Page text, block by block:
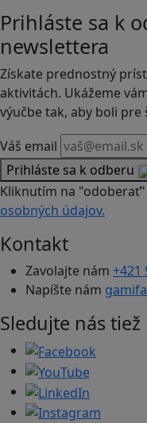
Prihláste sa k
newslettera
Získate prednostný
aktivitách. Ukážeme
výučbe tak, aby boli
Váš email
Prihláste sa k odberu
Kliknutím na
osobných údajov.
Kontakt
Zavolajte nám +421
Napíšte nám
Sledujte nás tiež